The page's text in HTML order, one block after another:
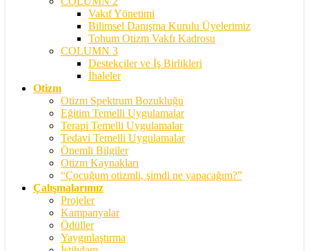
Vakıf Yönetimi
Bilimsel Danışma Kurulu Üyelerimiz
Tohum Otizm Vakfı Kadrosu
COLUMN 3
Destekçiler ve İş Birlikleri
İhaleler
Otizm
Otizm Spektrum Bozukluğu
Eğitim Temelli Uygulamalar
Terapi Temelli Uygulamalar
Tedavi Temelli Uygulamalar
Önemli Bilgiler
Otizm Kaynakları
“Çocuğum otizmli, şimdi ne yapacağım?”
Çalışmalarımız
Projeler
Kampanyalar
Ödüller
Yaygınlaştırma